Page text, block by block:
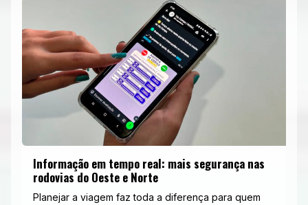
Informação em tempo real: mais segurança nas
rodovias do Oeste e Norte
Planejar a viagem faz toda a diferença para quem